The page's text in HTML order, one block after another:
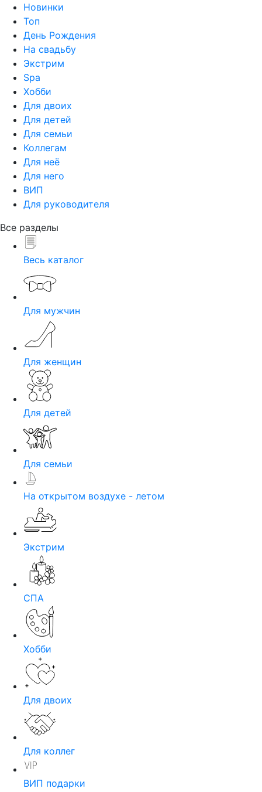
Новинки
Топ
День Рождения
На свадьбу
Экстрим
Spa
Хобби
Для двоих
Для детей
Для семьи
Коллегам
Для неё
Для него
ВИП
Для руководителя
Все разделы
Весь каталог
Для мужчин
Для женщин
Для детей
Для семьи
На открытом воздухе - летом
Экстрим
СПА
Хобби
Для двоих
Для коллег
ВИП подарки